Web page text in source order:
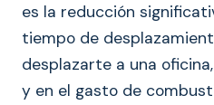
es la reducción
tiempo de
desplazarte a una
y en el gasto de